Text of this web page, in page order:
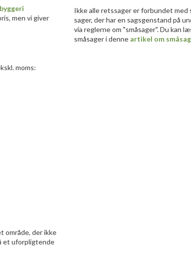
men vi giver
moms:
område, der ikke
et uforpligtende
Ikke alle retssager er forbundet med
sager, der har en sagsgenstand på
via reglerne om "småsager". Du kan
småsager i denne artikel om